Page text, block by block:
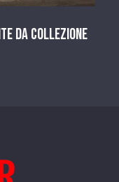
da Collezione